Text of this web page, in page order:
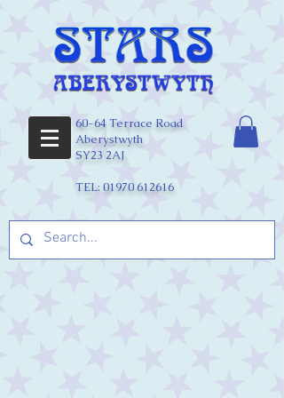
60-64 Terrace Road
Aberystwyth
SY23 2AJ
TEL: 01970 612616